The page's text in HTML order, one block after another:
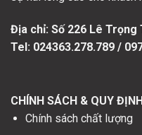
Địa chỉ: Số 226 Lê Trọng
Tel: 024363.278.789 /
CHÍNH SÁCH & QUY
Chính sách chất lượng